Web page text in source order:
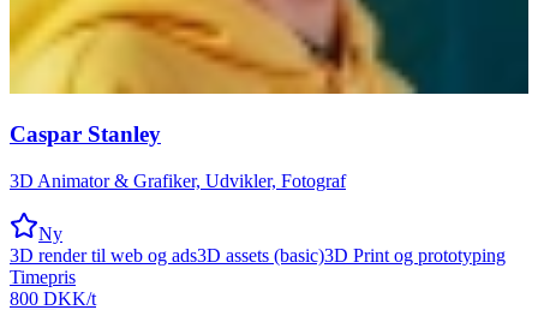
Caspar Stanley
3D Animator & Grafiker, Udvikler, Fotograf
Ny
3D render til web og ads3D assets (basic)3D Print og prototyping
Timepris
800 DKK/t